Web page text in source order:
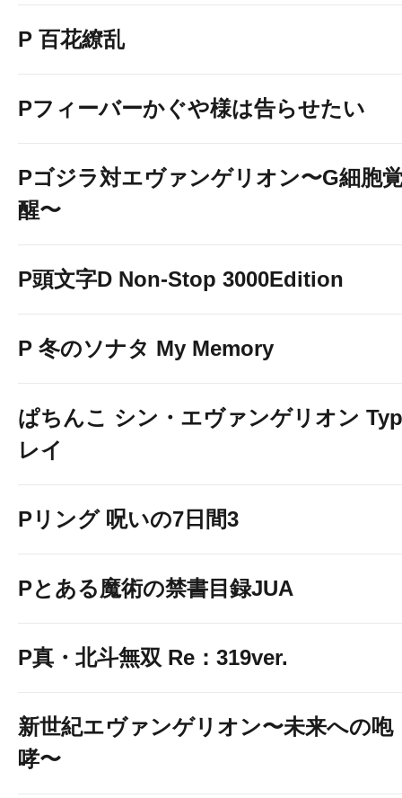
P 百花繚乱
Pフィーバーかぐや様は告らせたい
Pゴジラ対エヴァンゲリオン〜G細胞
醒〜
P頭文字D Non-Stop 3000Edition
P 冬のソナタ My Memory
ぱちんこ シン・エヴァンゲリオン
レイ
Pリング 呪いの7日間3
Pとある魔術の禁書目録JUA
P真・北斗無双 Re：319ver.
新世紀エヴァンゲリオン〜未来への咆
哮〜